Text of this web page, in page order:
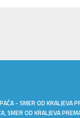
- SMER OD KRALJEVA
OD KRALJEVA